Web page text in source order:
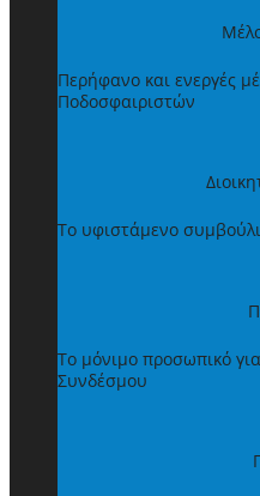
Περήφανο και ενεργές
Ποδοσφαιριστών
Το υφιστάμενο
Το μόνιμο προσωπικό
Συνδέσμου